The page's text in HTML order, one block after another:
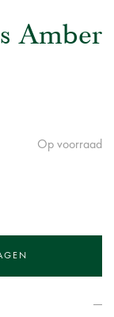
Amber
Op voorraad